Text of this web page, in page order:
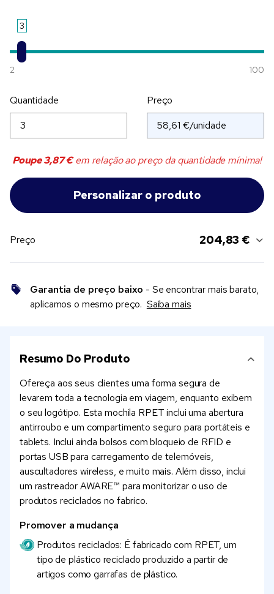
3
2 100
Quantidade Preço
Poupe3,87 €em relação ao preço da quantidade mínima!
Preço 204,83 €
Garantia de preço baixo - Se encontrar mais barato,
aplicamos o mesmo preço. Saiba mais
Resumo Do Produto
Ofereça aos seus clientes uma forma segura de
levarem toda a tecnologia em viagem, enquanto exibem
o seu logótipo. Esta mochila RPET inclui uma abertura
antirroubo e um compartimento seguro para portáteis e
tablets. Inclui ainda bolsos com bloqueio de RFID e
portas USB para carregamento de telemóveis,
auscultadores wireless, e muito mais. Além disso, inclui
um rastreador AWARE™ para monitorizar o uso de
produtos reciclados no fabrico.
Promover a mudança
Produtos reciclados: É fabricado com RPET, um
tipo de plástico reciclado produzido a partir de
artigos como garrafas de plástico.